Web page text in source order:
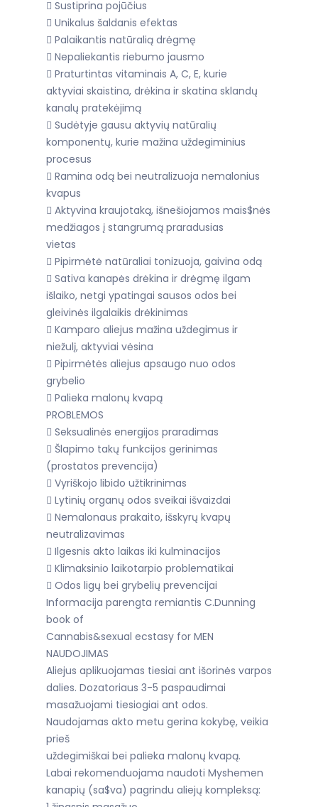
 Sustiprina pojūčius
 Unikalus šaldanis efektas
 Palaikantis natūralią drėgmę
 Nepaliekantis riebumo jausmo
 Praturtintas vitaminais A, C, E, kurie
aktyviai skaistina, drėkina ir skatina sklandų
kanalų pratekėjimą
 Sudėtyje gausu aktyvių natūralių
komponentų, kurie mažina uždegiminius
procesus
 Ramina odą bei neutralizuoja nemalonius
kvapus
 Aktyvina kraujotaką, išnešiojamos mais$nės
medžiagos į stangrumą praradusias
vietas
 Pipirmėtė natūraliai tonizuoja, gaivina odą
 Sativa kanapės drėkina ir drėgmę ilgam
išlaiko, netgi ypatingai sausos odos bei
gleivinės ilgalaikis drėkinimas
 Kamparo aliejus mažina uždegimus ir
niežulį, aktyviai vėsina
 Pipirmėtės aliejus apsaugo nuo odos
grybelio
 Palieka malonų kvapą
PROBLEMOS
 Seksualinės energijos praradimas
 Šlapimo takų funkcijos gerinimas
(prostatos prevencija)
 Vyriškojo libido užtikrinimas
 Lytinių organų odos sveikai išvaizdai
 Nemalonaus prakaito, išskyrų kvapų
neutralizavimas
 Ilgesnis akto laikas iki kulminacijos
 Klimaksinio laikotarpio problematikai
 Odos ligų bei grybelių prevencijai
Informacija parengta remiantis C.Dunning
book of
Cannabis&sexual ecstasy for MEN
NAUDOJIMAS
Aliejus aplikuojamas tiesiai ant išorinės varpos
dalies. Dozatoriaus 3-5 paspaudimai
masažuojami tiesiogiai ant odos.
Naudojamas akto metu gerina kokybę, veikia
prieš
uždegimiškai bei palieka malonų kvapą.
Labai rekomenduojama naudoti Myshemen
kanapių (sa$va) pagrindu aliejų kompleksą: